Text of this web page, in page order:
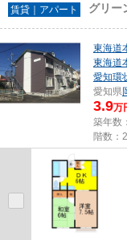
賃貸｜アパート グリー
東海道
東海道
愛知環
愛知県
3.9万
築年数
階数：